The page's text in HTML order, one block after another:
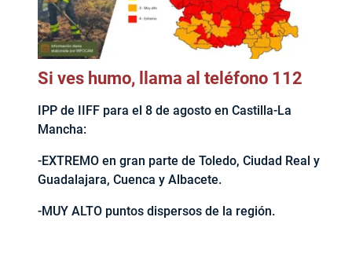
Si ves humo, llama al teléfono 112
IPP de IIFF para el 8 de agosto en Castilla-La
Mancha:
-EXTREMO en gran parte de Toledo, Ciudad Real y
Guadalajara, Cuenca y Albacete.
-MUY ALTO puntos dispersos de la región.